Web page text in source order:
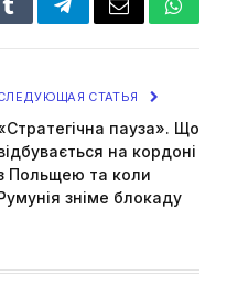
TumblrTelegramEmail
СТАТЬЯ
пауза». Що
на кордоні
Польщею та коли
зніме блокаду